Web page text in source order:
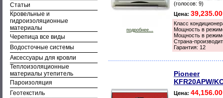
Статьи
Кровельные и
гидроизоляционные
материалы
Черепица все виды
Водосточные системы
Аксессуары для кровли
Теплоизоляционные
материалы утепитель
Пароизоляция
Геотекстиль
подробнее...
(голосов: 9)
Цена:
Класс
Мощность в
Мощность в
Страна-
Гарантия: 12
Pioneer
KFR20APW/
Цена: